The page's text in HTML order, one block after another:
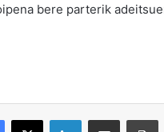
bere parterik